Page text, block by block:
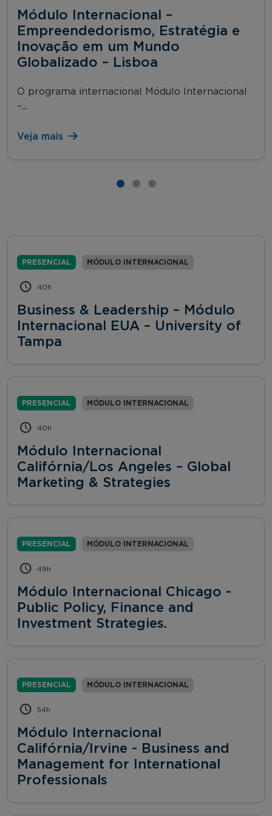
Módulo Internacional –
Empreendedorismo, Estratégia e
Inovação em um Mundo
Globalizado – Lisboa
O programa internacional Módulo Internacional
–...
Veja mais
PRESENCIAL MÓDULO INTERNACIONAL
40h
Business & Leadership – Módulo
Internacional EUA – University of
Tampa
PRESENCIAL MÓDULO INTERNACIONAL
40h
Módulo Internacional
Califórnia/Los Angeles – Global
Marketing & Strategies
PRESENCIAL MÓDULO INTERNACIONAL
49h
Módulo Internacional Chicago -
Public Policy, Finance and
Investment Strategies.
PRESENCIAL MÓDULO INTERNACIONAL
54h
Módulo Internacional
Califórnia/Irvine - Business and
Management for International
Professionals